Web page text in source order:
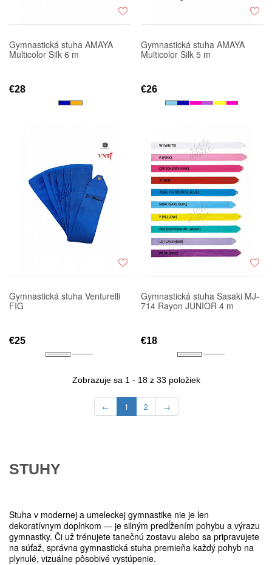
Gymnastická stuha AMAYA
Multicolor Silk 6 m
€28
Gymnastická stuha AMAYA
Multicolor Silk 5 m
€26
Gymnastická stuha Venturelli
FIG
€25
Gymnastická stuha Sasaki MJ-
714 Rayon JUNIOR 4 m
€18
Zobrazuje sa 1 - 18 z 33 položiek
← 1 2 →
STUHY
Stuha v modernej a umeleckej gymnastike nie je len
dekoratívnym doplnkom — je silným predĺžením pohybu a výrazu
gymnastky. Či už trénujete tanečnú zostavu alebo sa pripravujete
na súťaž, správna gymnastická stuha premieňa každý pohyb na
plynulé, vizuálne pôsobivé vystúpenie.